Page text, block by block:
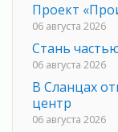
Проект
06 августа 2026
Стань
06 августа 2026
В Сланцах
центр
06 августа 2026